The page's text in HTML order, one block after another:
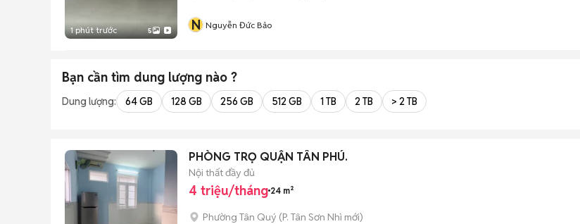
1 phút trước 5 N Nguyễn Đức Bảo
Bạn cần tìm dung lượng nào ?
Dung lượng: 64 GB 128 GB 256 GB 512 GB 1 TB 2 TB > 2 TB
PHÒNG TRỌ QUẬN TÂN PHÚ.
Nội thất đầy đủ
4 triệu/tháng 24 m²
Phường Tân Quý (P. Tân Sơn Nhì mới)